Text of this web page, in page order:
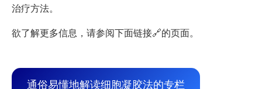
治疗方法。
欲了解更多信息，请参阅下面链接🔗的页面。
通俗易懂地解读细胞凝胶法的专栏